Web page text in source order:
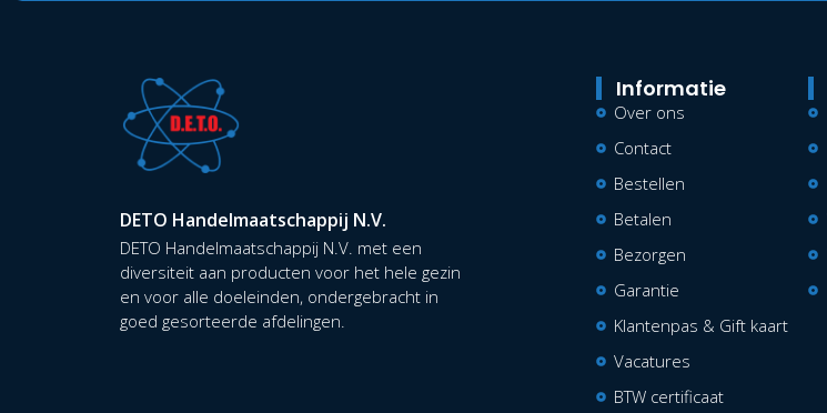
DETO Handelmaatschappij N.V.
DETO Handelmaatschappij N.V. met een
diversiteit aan producten voor het hele gezin
en voor alle doeleinden, ondergebracht in
goed gesorteerde afdelingen.
Informatie
Over ons
Contact
Bestellen
Betalen
Bezorgen
Garantie
Klantenpas & Gift kaart
Vacatures
BTW certificaat